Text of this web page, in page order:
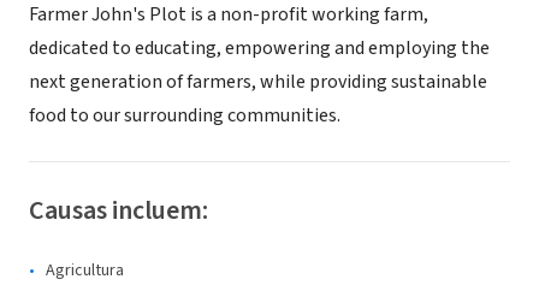
Farmer John's Plot is a non-profit working farm,
dedicated to educating, empowering and employing the
next generation of farmers, while providing sustainable
food to our surrounding communities.
Causas incluem:
Agricultura